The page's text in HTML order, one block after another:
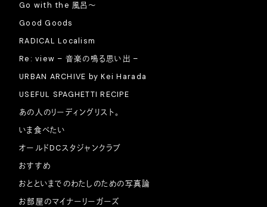
Go with the 風呂〜
Good Goods
RADICAL Localism
Re: view – 音楽の鳴る思い出 –
URBAN ARCHIVE by Kei Harada
USEFUL SPAGHETTI RECIPE
あの人のリーディングリスト。
いま食べたい
オールドDCスタジャンクラブ
おすすめ
おとといまでのわたしのための写真論
お部屋のマイナーリーガーズ